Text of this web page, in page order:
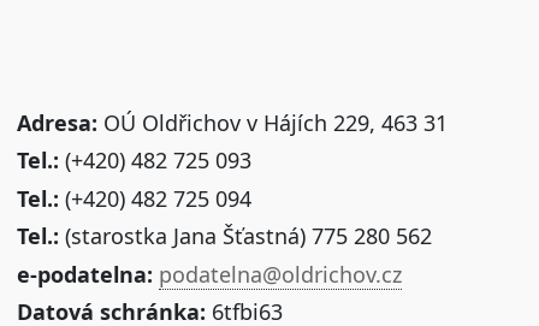
Adresa: OÚ Oldřichov v Hájích 229, 463 31
Tel.: (+420) 482 725 093
Tel.: (+420) 482 725 094
Tel.: (starostka Jana Šťastná) 775 280 562
e-podatelna: podatelna@oldrichov.cz
Datová schránka: 6tfbi63